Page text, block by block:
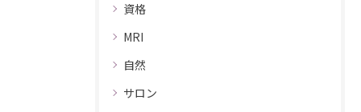
資格
MRI
自然
サロン